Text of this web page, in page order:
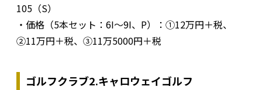
105（S）
・価格（5本セット：6I〜9I、P）：①12万円＋税、
②11万円＋税、③11万5000円＋税
ゴルフクラブ2.キャロウェイゴルフ